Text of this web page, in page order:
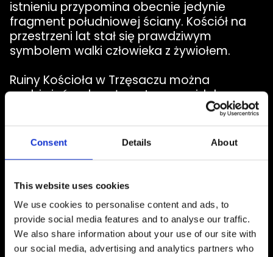
Consent Details About
This website uses cookies
We use cookies to personalise content and ads, to
provide social media features and to analyse our traffic.
We also share information about your use of our site with
our social media, advertising and analytics partners who
istnieniu przypomina obecnie jedynie
fragment południowej ściany. Kościół na
przestrzeni lat stał się prawdziwym
symbolem walki człowieka z żywiołem.
Ruiny Kościoła w Trzęsaczu można
podziwiać z okazałego tarasu widokowego
o długości ponad 36 metrów. Konstrukcja
jest doskonale widoczna z wielu kilometrów
i umożliwia doskonały widok na na Bałtyk